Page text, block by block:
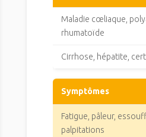
Maladie cœliaque,
rhumatoïde
Cirrhose, hépatite,
Symptômes
Fatigue, pâleur,
palpitations